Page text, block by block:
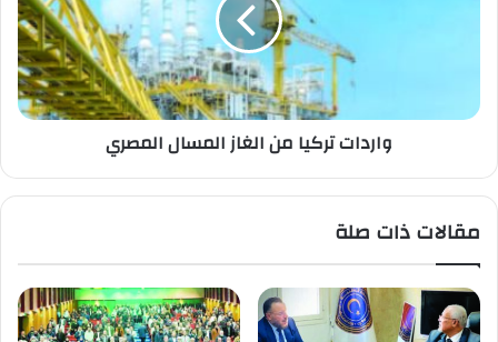
واردات تركيا من الغاز المسال المصري
مقالات ذات صلة